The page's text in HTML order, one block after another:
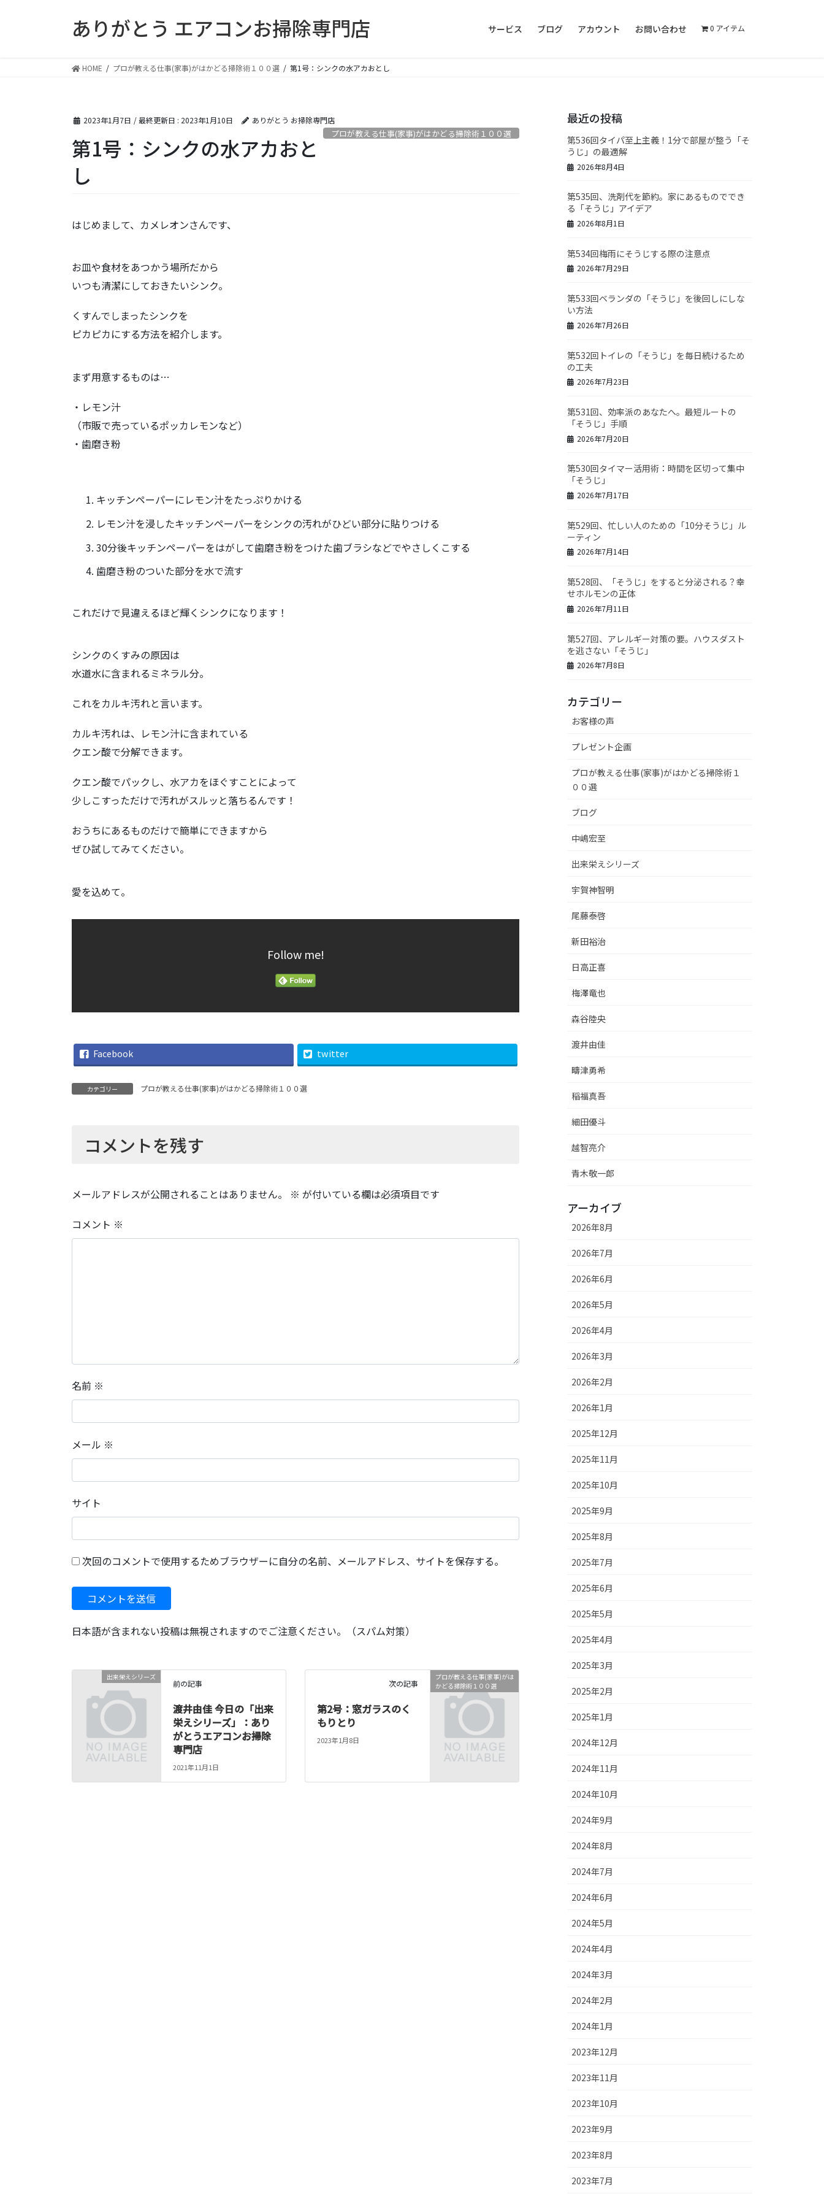
ありがとう エアコンお掃除専門店 サービス ブログ アカウント お問い合わせ 0 アイテム
HOME プロが教える仕事(家事)がはかどる掃除術１００選 第1号：シンクの水アカおとし
2023年1月7日 / 最終更新日 : 2023年1月10日 ありがとう お掃除専門店
プロが教える仕事(家事)がはかどる掃除術１００選
第1号：シンクの水アカおと
し
はじめまして、カメレオンさんです、
お皿や食材をあつかう場所だから
いつも清潔にしておきたいシンク。
くすんでしまったシンクを
ピカピカにする方法を紹介します。
まず用意するものは…
・レモン汁
（市販で売っているポッカレモンなど）
・歯磨き粉
キッチンペーパーにレモン汁をたっぷりかける
レモン汁を浸したキッチンペーパーをシンクの汚れがひどい部分に貼りつける
30分後キッチンペーパーをはがして歯磨き粉をつけた歯ブラシなどでやさしくこする
歯磨き粉のついた部分を水で流す
これだけで見違えるほど輝くシンクになります！
シンクのくすみの原因は
水道水に含まれるミネラル分。
これをカルキ汚れと言います。
カルキ汚れは、レモン汁に含まれている
クエン酸で分解できます。
クエン酸でパックし、水アカをほぐすことによって
少しこすっただけで汚れがスルッと落ちるんです！
おうちにあるものだけで簡単にできますから
ぜひ試してみてください。
愛を込めて。
Follow me!
Facebook twitter
カテゴリー プロが教える仕事(家事)がはかどる掃除術１００選
コメントを残す
メールアドレスが公開されることはありません。 ※ が付いている欄は必須項目です
コメント ※
名前 ※
メール ※
サイト
次回のコメントで使用するためブラウザーに自分の名前、メールアドレス、サイトを保存する。
日本語が含まれない投稿は無視されますのでご注意ください。（スパム対策）
出来栄えシリーズ
前の記事
渡井由佳 今日の「出来
栄えシリーズ」：あり
がとうエアコンお掃除
専門店
2021年11月1日
プロが教える仕事(家事)がは
かどる掃除術１００選
次の記事
第2号：窓ガラスのく
もりとり
2023年1月8日
最近の投稿
第536回タイパ至上主義！1分で部屋が整う「そ
うじ」の最適解
2026年8月4日
第535回、洗剤代を節約。家にあるものででき
る「そうじ」アイデア
2026年8月1日
第534回梅雨にそうじする際の注意点
2026年7月29日
第533回ベランダの「そうじ」を後回しにしな
い方法
2026年7月26日
第532回トイレの「そうじ」を毎日続けるため
の工夫
2026年7月23日
第531回、効率派のあなたへ。最短ルートの
「そうじ」手順
2026年7月20日
第530回タイマー活用術：時間を区切って集中
「そうじ」
2026年7月17日
第529回、忙しい人のための「10分そうじ」ル
ーティン
2026年7月14日
第528回、「そうじ」をすると分泌される？幸
せホルモンの正体
2026年7月11日
第527回、アレルギー対策の要。ハウスダスト
を逃さない「そうじ」
2026年7月8日
カテゴリー
お客様の声
プレゼント企画
プロが教える仕事(家事)がはかどる掃除術１
００選
ブログ
中嶋宏至
出来栄えシリーズ
宇賀神智明
尾藤泰啓
新田裕治
日高正喜
梅澤竜也
森谷陸央
渡井由佳
疇津勇希
稲福真吾
細田優斗
越智亮介
青木敬一郎
アーカイブ
2026年8月
2026年7月
2026年6月
2026年5月
2026年4月
2026年3月
2026年2月
2026年1月
2025年12月
2025年11月
2025年10月
2025年9月
2025年8月
2025年7月
2025年6月
2025年5月
2025年4月
2025年3月
2025年2月
2025年1月
2024年12月
2024年11月
2024年10月
2024年9月
2024年8月
2024年7月
2024年6月
2024年5月
2024年4月
2024年3月
2024年2月
2024年1月
2023年12月
2023年11月
2023年10月
2023年9月
2023年8月
2023年7月